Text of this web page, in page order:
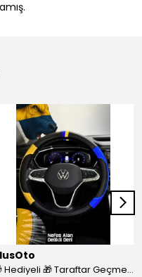
🎁 Hediyeli 🎁 Taraftar Geçmeli Direksiyon Kılıfı - FENERBAHÇE